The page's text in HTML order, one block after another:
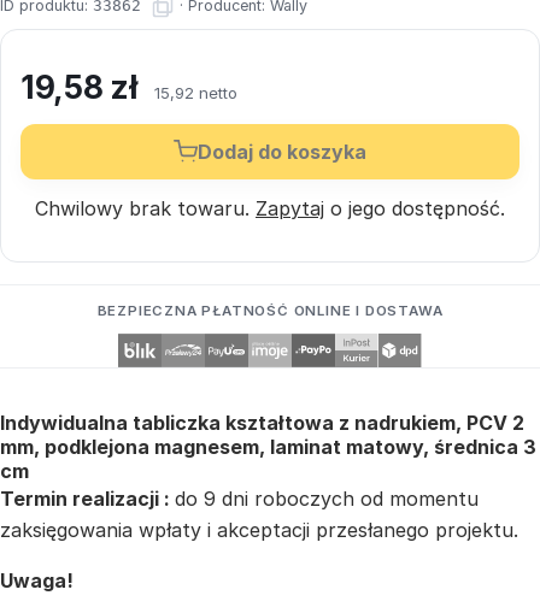
ID produktu: 33862 · Producent: Wally
19,58 zł 15,92 netto
Dodaj do koszyka
Chwilowy brak towaru. Zapytaj o jego dostępność.
BEZPIECZNA PŁATNOŚĆ ONLINE I DOSTAWA
Indywidualna tabliczka kształtowa z nadrukiem, PCV 2
mm, podklejona magnesem, laminat matowy, średnica 3
cm
Termin realizacji : do 9 dni roboczych od momentu
zaksięgowania wpłaty i akceptacji przesłanego projektu.
Uwaga!